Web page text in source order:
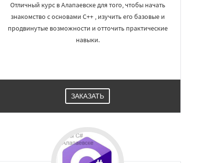
Отличный курс в Алапаевске для того, чтобы начать
знакомство с основами C++ , изучить его базовые и
продвинутые возможности и отточить практические
навыки.
ЗАКАЗАТЬ